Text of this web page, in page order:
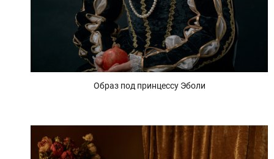
Образ под принцессу Эболи